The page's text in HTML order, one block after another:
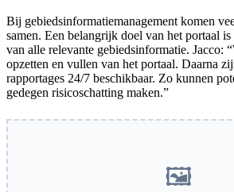
Bij gebiedsinformatiemanagement komen
samen. Een belangrijk doel van het portaal
van alle relevante gebiedsinformatie. Jacco:
opzetten en vullen van het portaal. Daarna
rapportages 24/7 beschikbaar. Zo kunnen
gedegen risicoschatting maken.”
🖼️